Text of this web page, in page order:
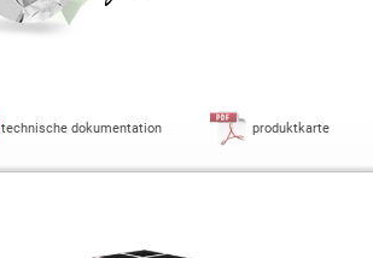
technische dokumentation produktkarte